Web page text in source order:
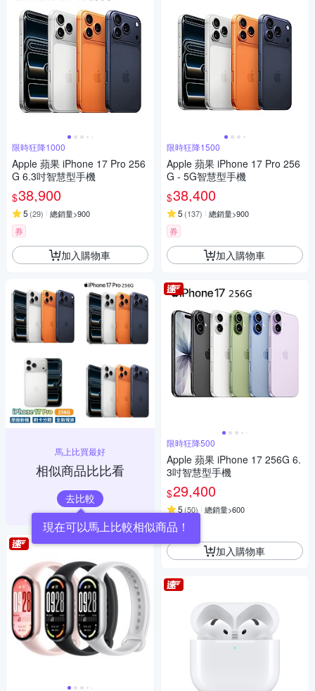
限時狂降1000
Apple 蘋果 iPhone 17 Pro 256
G 6.3吋智慧型手機
$38,900
5 (29) 總銷量>900
券
加入購物車
馬上比買最好
相似商品比比看
去比較
限時狂降1500
Apple 蘋果 iPhone 17 Pro 256
G - 5G智慧型手機
$38,400
5 (137) 總銷量>900
券
加入購物車
限時狂降500
Apple 蘋果 iPhone 17 256G 6.
3吋智慧型手機
$29,400
5(50) 總銷量>600
券
加入購物車